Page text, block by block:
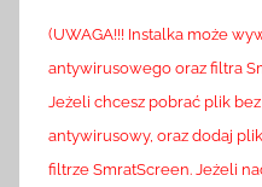
(UWAGA!!! Instalka może
antywirusowego oraz filtra
Jeżeli chcesz pobrać plik
antywirusowy, oraz dodaj
filtrze SmratScreen. Jeżeli